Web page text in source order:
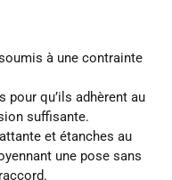
à une contrainte
pour qu’ils adhèrent au
suffisante.
et étanches au
une pose sans